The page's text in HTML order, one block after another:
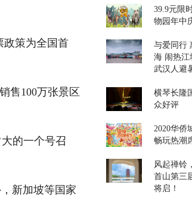
政策为全国首
售100万张景区
的一个号召
新加坡等国家
39.9元限
物园年中
与爱同行
海 闹热
武汉人避
横琴长隆
众好评
2020华侨
畅玩热潮
风起禅铃
首山第三
将启！